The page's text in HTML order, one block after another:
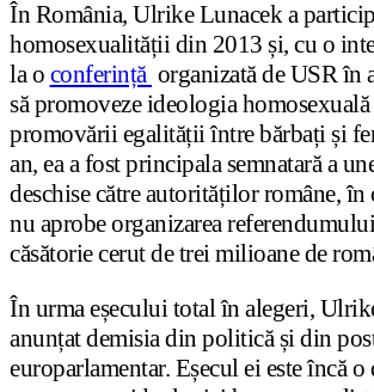
În România, Ulrike Lunacek a
homosexualității din 2013 și, cu o
la o conferință organizată de USR în
să promoveze ideologia
promovării egalității între bărbați și
an, ea a fost principala semnatară a
deschise către autorităților române, în
nu aprobe organizarea
căsătorie cerut de trei milioane de
În urma eșecului total în alegeri,
anunțat demisia din politică și din
europarlamentar. Eșecul ei este încă o